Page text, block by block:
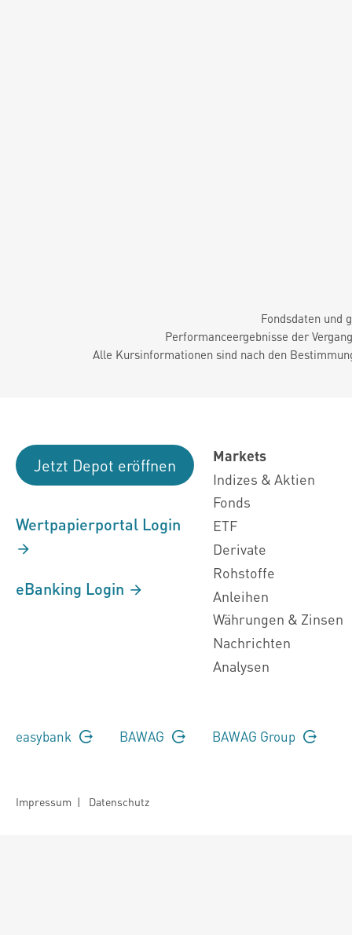
Fondsdaten und
Performanceergebnisse der
Alle Kursinformationen sind nach den
Jetzt Depot eröffnen
Wertpapierportal Login
eBanking Login
Markets
Indizes & Aktien
Fonds
ETF
Derivate
Rohstoffe
Anleihen
Währungen & Zinsen
Nachrichten
Analysen
easybank BAWAG BAWAG Group
Impressum | Datenschutz